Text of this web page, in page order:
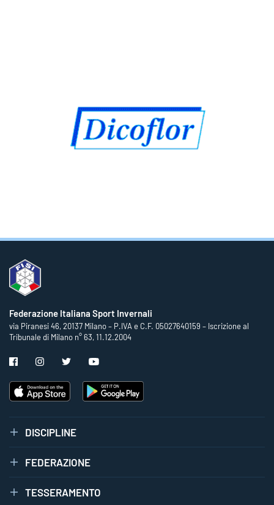
Federazione Italiana Sport Invernali
via Piranesi 46, 20137 Milano – P.IVA e C.F. 05027640159 – Iscrizione al
Tribunale di Milano n° 63, 11.12.2004
DISCIPLINE
FEDERAZIONE
TESSERAMENTO